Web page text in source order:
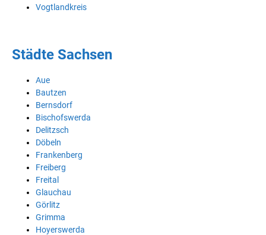
Vogtlandkreis
Städte Sachsen
Aue
Bautzen
Bernsdorf
Bischofswerda
Delitzsch
Döbeln
Frankenberg
Freiberg
Freital
Glauchau
Görlitz
Grimma
Hoyerswerda